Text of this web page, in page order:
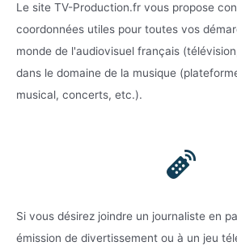
Le site TV-Production.fr vous propose
coordonnées utiles pour toutes vos
monde de l'audiovisuel français
dans le domaine de la musique
musical, concerts, etc.).
Si vous désirez joindre un journaliste en
émission de divertissement ou à un jeu